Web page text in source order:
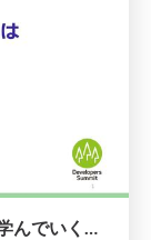
エンジニアリングマネージャーはどう学んでいくのか #devsumi / How Do Engineering Managers Continue to Learn and Grow?